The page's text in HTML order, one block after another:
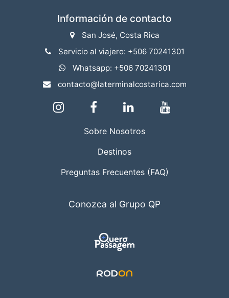
Información de contacto
San José, Costa Rica
Servicio al viajero: +506 70241301
Whatsapp: +506 70241301
contacto@laterminalcostarica.com
Sobre Nosotros
Destinos
Preguntas Frecuentes (FAQ)
Conozca al Grupo QP